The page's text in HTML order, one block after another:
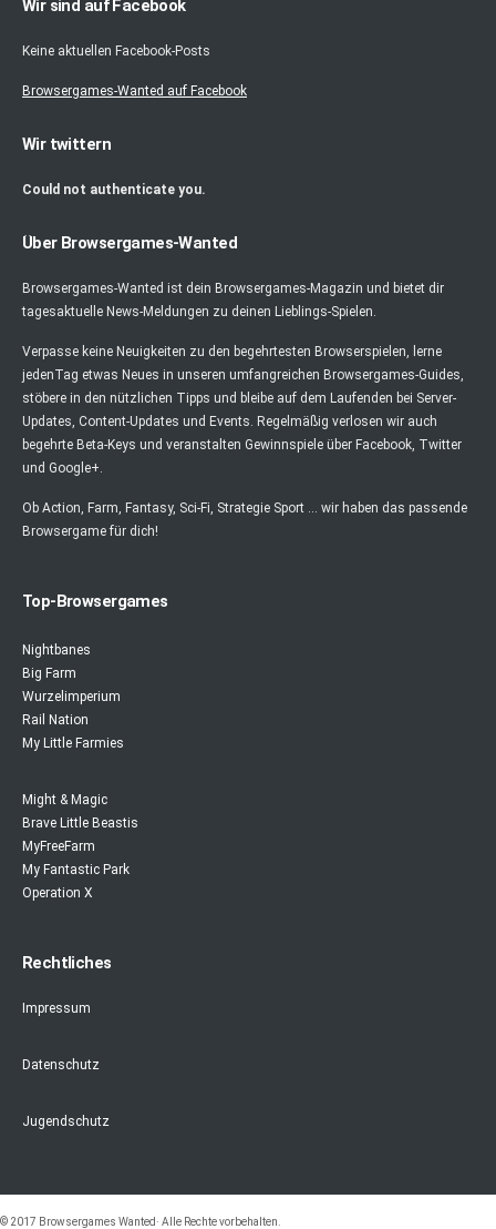
Wir sind auf Facebook
Keine aktuellen Facebook-Posts
Browsergames-Wanted auf Facebook
Wir twittern
Could not authenticate you.
Über Browsergames-Wanted
Browsergames-Wanted ist dein Browsergames-Magazin und bietet dir
tagesaktuelle News-Meldungen zu deinen Lieblings-Spielen.
Verpasse keine Neuigkeiten zu den begehrtesten Browserspielen, lerne
jedenTag etwas Neues in unseren umfangreichen Browsergames-Guides,
stöbere in den nützlichen Tipps und bleibe auf dem Laufenden bei Server-
Updates, Content-Updates und Events. Regelmäßig verlosen wir auch
begehrte Beta-Keys und veranstalten Gewinnspiele über Facebook, Twitter
und Google+.
Ob Action, Farm, Fantasy, Sci-Fi, Strategie Sport ... wir haben das passende
Browsergame für dich!
Top-Browsergames
Nightbanes
Big Farm
Wurzelimperium
Rail Nation
My Little Farmies
Might & Magic
Brave Little Beastis
MyFreeFarm
My Fantastic Park
Operation X
Rechtliches
Impressum
Datenschutz
Jugendschutz
© 2017 Browsergames Wanted· Alle Rechte vorbehalten.